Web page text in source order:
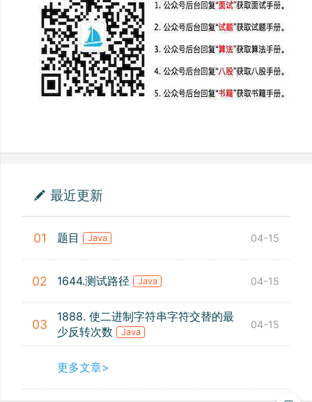
最近更新
01 题目 Java 04-15
02 1644.测试路径 Java 04-15
03
1888. 使二进制字符串字符交替的最
少反转次数
Java
04-15
更多文章>